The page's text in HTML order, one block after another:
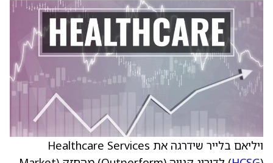
ויליאם בלייר שידרגה את Healthcare Services